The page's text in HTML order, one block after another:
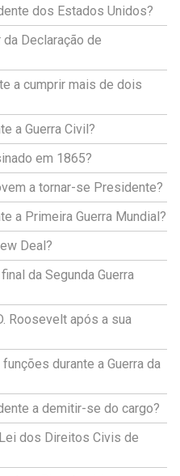
dos Estados Unidos?
Declaração de
a cumprir mais de dois
a Guerra Civil?
em 1865?
a tornar-se Presidente?
a Primeira Guerra Mundial?
Deal?
da Segunda Guerra
Roosevelt após a sua
durante a Guerra da
a demitir-se do cargo?
dos Direitos Civis de